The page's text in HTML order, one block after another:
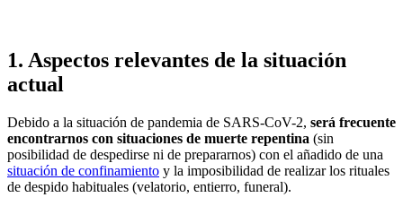
1. Aspectos relevantes de la situación
actual
Debido a la situación de pandemia de SARS-CoV-2, será frecuente
encontrarnos con situaciones de muerte repentina (sin
posibilidad de despedirse ni de prepararnos) con el añadido de una
situación de confinamiento y la imposibilidad de realizar los rituales
de despido habituales (velatorio, entierro, funeral).